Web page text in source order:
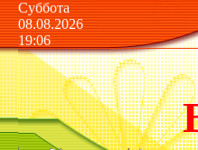
Суббота
08.08.2026
19:06